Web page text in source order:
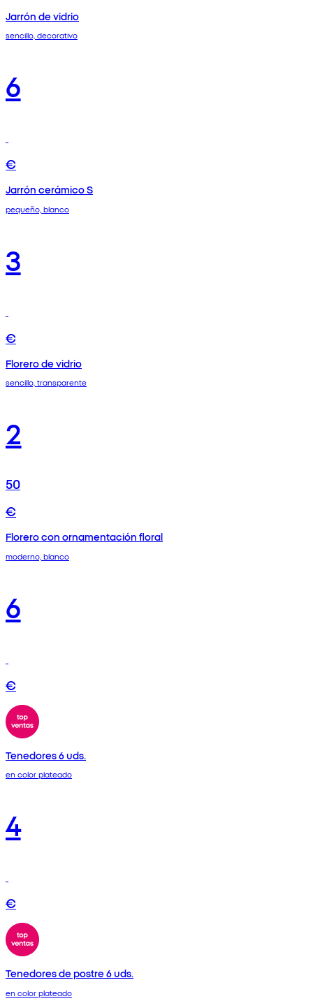
Jarrón de vidrio
sencillo, decorativo
6
€
Jarrón cerámico S
pequeño, blanco
3
€
Florero de vidrio
sencillo, transparente
2
50
€
Florero con ornamentación floral
moderno, blanco
6
€
Tenedores 6 uds.
en color plateado
4
€
Tenedores de postre 6 uds.
en color plateado